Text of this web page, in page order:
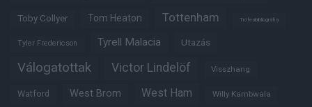
Toby Collyer Tom Heaton Tottenham Trófeabibliográfia
Tyler Fredericson Tyrell Malacia Utazás
Válogatottak Victor Lindelöf Visszhang
Watford West Brom West Ham Willy Kambwala